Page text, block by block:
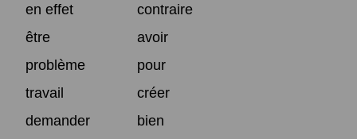
en effet
contraire
être
avoir
problème
pour
travail
créer
demander
bien